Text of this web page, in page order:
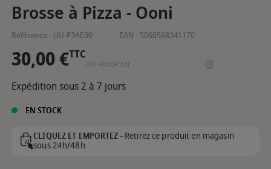
Brosse à Pizza - Ooni
Référence : UU-P3AE00 EAN : 5060568341170
30,00 €TTC
OU PAYER EN
Expédition sous 2 à 7 jours
EN STOCK
CLIQUEZ ET EMPORTEZ -Retirez ce produit en magasin
sous 24h/48h